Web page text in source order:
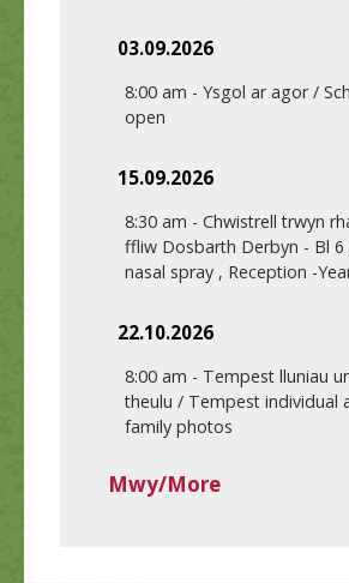
03.09.2026
8:00 am - Ysgol ar agor /
open
15.09.2026
8:30 am - Chwistrell trwyn
ffliw Dosbarth Derbyn - Bl 6
nasal spray , Reception -
22.10.2026
8:00 am - Tempest lluniau
theulu / Tempest individual
family photos
Mwy/More